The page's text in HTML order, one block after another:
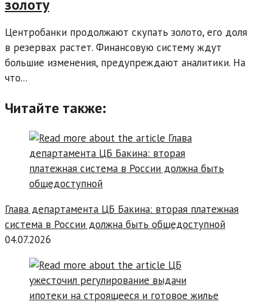
золоту
Центробанки продолжают скупать золото, его доля
в резервах растет. Финансовую систему ждут
большие изменения, предупреждают аналитики. На
что...
Читайте также:
Глава департамента ЦБ Бакина: вторая платежная
система в России должна быть общедоступной
04.07.2026